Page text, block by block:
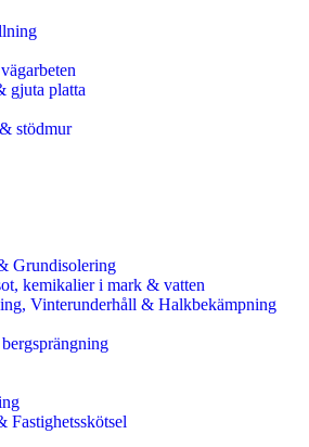
gjuta platta
stödmur
Grundisolering
kemikalier i mark & vatten
Vinterunderhåll & Halkbekämpning
Fastighetsskötsel